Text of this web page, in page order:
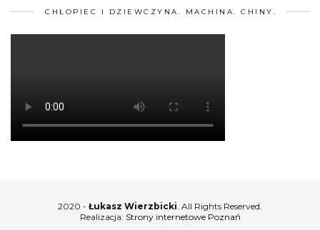
CHŁOPIEC I DZIEWCZYNA. MACHINA. CHINY.
2020 - Łukasz Wierzbicki. All Rights Reserved.
Realizacja: Strony internetowe Poznań